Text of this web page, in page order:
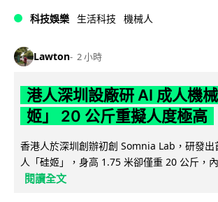
科技娛樂 生活科技 機械人
Lawton 2 小時
港人深圳設廠研 AI 成人機
姬」 20 公斤重擬人度極高
香港人於深圳創辦初創 Somnia Lab，研發
人「硅姬」，身高 1.75 米卻僅重 20 公斤，
閱讀全文